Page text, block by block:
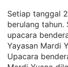
Setiap tanggal
berulang tahun.
upacara
Yayasan Mardi
Upacara